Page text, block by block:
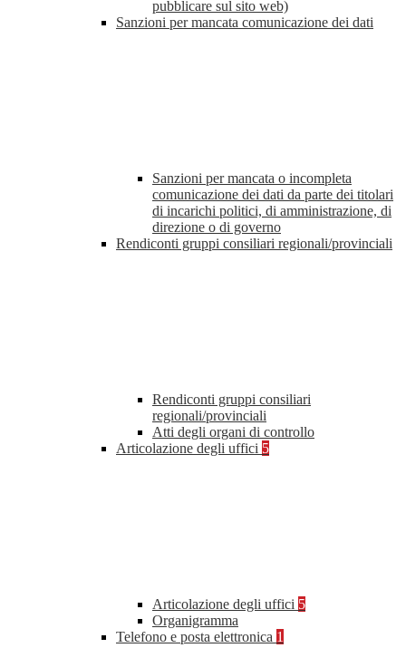
pubblicare sul sito web)
Sanzioni per mancata comunicazione dei dati
Sanzioni per mancata o incompleta
comunicazione dei dati da parte dei titolari
di incarichi politici, di amministrazione, di
direzione o di governo
Rendiconti gruppi consiliari regionali/provinciali
Rendiconti gruppi consiliari
regionali/provinciali
Atti degli organi di controllo
Articolazione degli uffici 5
Articolazione degli uffici 5
Organigramma
Telefono e posta elettronica 1